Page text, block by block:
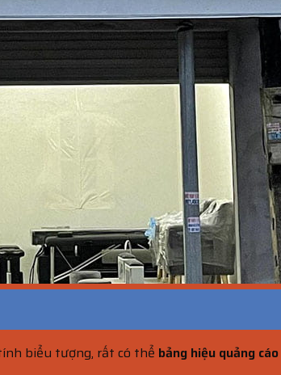
biểu tượng, rất có thể bảng hiệu quảng cáo